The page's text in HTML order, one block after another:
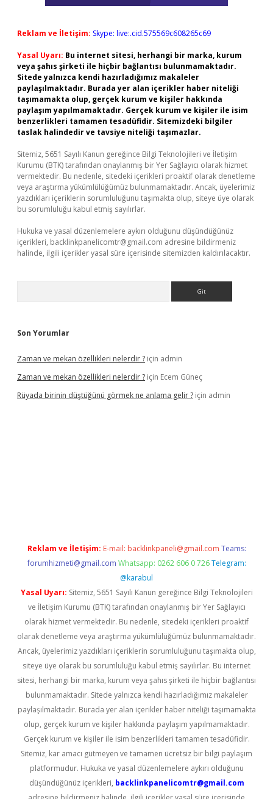
Reklam ve İletişim: Skype: live:.cid.575569c608265c69
Yasal Uyarı: Bu internet sitesi, herhangi bir marka, kurum
veya şahıs şirketi ile hiçbir bağlantısı bulunmamaktadır.
Sitede yalnızca kendi hazırladığımız makaleler
paylaşılmaktadır. Burada yer alan içerikler haber niteliği
taşımamakta olup, gerçek kurum ve kişiler hakkında
paylaşım yapılmamaktadır. Gerçek kurum ve kişiler ile isim
benzerlikleri tamamen tesadüfidir. Sitemizdeki bilgiler
taslak halindedir ve tavsiye niteliği taşımazlar.
Sitemiz, 5651 Sayılı Kanun gereğince Bilgi Teknolojileri ve İletişim
Kurumu (BTK) tarafından onaylanmış bir Yer Sağlayıcı olarak hizmet
vermektedir. Bu nedenle, sitedeki içerikleri proaktif olarak denetleme
veya araştırma yükümlülüğümüz bulunmamaktadır. Ancak, üyelerimiz
yazdıkları içeriklerin sorumluluğunu taşımakta olup, siteye üye olarak
bu sorumluluğu kabul etmiş sayılırlar.
Hukuka ve yasal düzenlemelere aykırı olduğunu düşündüğünüz
içerikleri, backlinkpanelicomtr@gmail.com adresine bildirmeniz
halinde, ilgili içerikler yasal süre içerisinde sitemizden kaldırılacaktır.
Son Yorumlar
Zaman ve mekan özellikleri nelerdir ? için admin
Zaman ve mekan özellikleri nelerdir ? için Ecem Güneç
Rüyada birinin düştüğünü görmek ne anlama gelir ? için admin
Reklam ve İletişim: E-mail: backlinkpaneli@gmail.com Teams:
forumhizmeti@gmail.com Whatsapp: 0262 606 0 726 Telegram:
@karabul
Yasal Uyarı: Sitemiz, 5651 Sayılı Kanun gereğince Bilgi Teknolojileri
ve İletişim Kurumu (BTK) tarafından onaylanmış bir Yer Sağlayıcı
olarak hizmet vermektedir. Bu nedenle, sitedeki içerikleri proaktif
olarak denetleme veya araştırma yükümlülüğümüz bulunmamaktadır.
Ancak, üyelerimiz yazdıkları içeriklerin sorumluluğunu taşımakta olup,
siteye üye olarak bu sorumluluğu kabul etmiş sayılırlar. Bu internet
sitesi, herhangi bir marka, kurum veya şahıs şirketi ile hiçbir bağlantısı
bulunmamaktadır. Sitede yalnızca kendi hazırladığımız makaleler
paylaşılmaktadır. Burada yer alan içerikler haber niteliği taşımamakta
olup, gerçek kurum ve kişiler hakkında paylaşım yapılmamaktadır.
Gerçek kurum ve kişiler ile isim benzerlikleri tamamen tesadüfidir.
Sitemiz, kar amacı gütmeyen ve tamamen ücretsiz bir bilgi paylaşım
platformudur. Hukuka ve yasal düzenlemelere aykırı olduğunu
düşündüğünüz içerikleri, backlinkpanelicomtr@gmail.com